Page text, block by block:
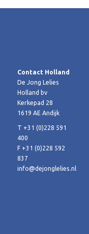
Contact Holland
De Jong Lelies
Holland bv
Kerkepad 28
1619 AE Andijk
T +31 (0)228 591
400
F +31 (0)228 592
837
info@dejonglelies.nl